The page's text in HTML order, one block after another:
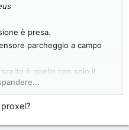
è presa.
parcheggio a campo
è quello con solo il
che a livello funzionale possa
su come smontare il